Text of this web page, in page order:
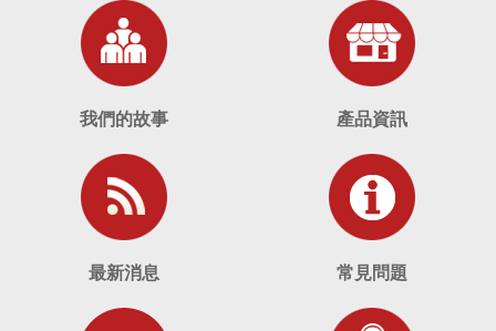
我們的故事 產品資訊
最新消息 常見問題